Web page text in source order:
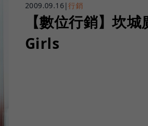
2009.09.16|行銷
【數位行銷】坎
Girls